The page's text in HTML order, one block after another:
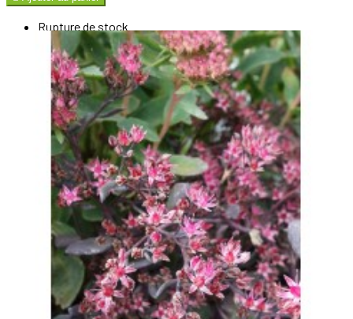
Rupture de stock